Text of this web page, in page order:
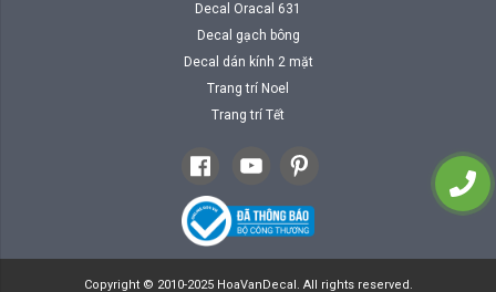
Decal Oracal 631
Decal gạch bông
Decal dán kính 2 mặt
Trang trí Noel
Trang trí Tết
Copyright © 2010-2025 HoaVanDecal. All rights reserved.